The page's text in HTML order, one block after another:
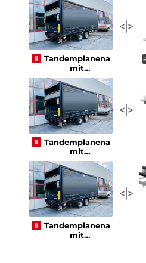
Tandemplanenanhänger
mit
Ladebordwand
Tandemplanenanhänger
mit
Ladebordwand
Tandemplanenanhänger
mit